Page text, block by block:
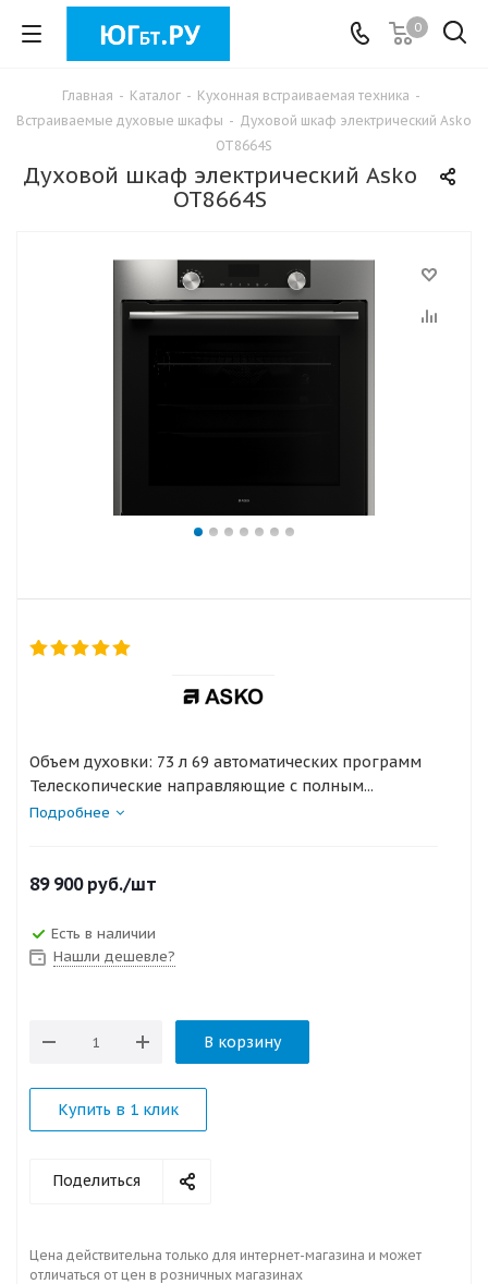
0
Главная - Каталог - Кухонная встраиваемая техника -
Встраиваемые духовые шкафы - Духовой шкаф электрический Asko
OT8664S
Духовой шкаф электрический Asko
OT8664S
Объем духовки: 73 л 69 автоматических программ
Телескопические направляющие с полным...
Подробнее
89 900руб./шт
Есть в наличии
Нашли дешевле?
В корзину
Купить в 1 клик
Поделиться
Цена действительна только для интернет-магазина и может
отличаться от цен в розничных магазинах